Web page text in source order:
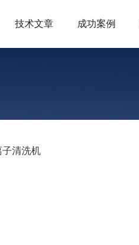
技术文章 成功案例